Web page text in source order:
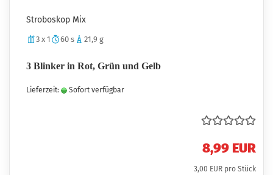
Stroboskop Mix
3 x 1 60 s 21,9 g
3 Blinker in Rot, Grün und Gelb
Lieferzeit: Sofort verfügbar
8,99 EUR
3,00 EUR pro Stück